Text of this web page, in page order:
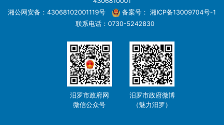
湘公网安备：43068102001119号
备案号： 湘ICP备13009704号-1
联系电话：0730-5242830
汨罗市政府网
微信公众号
汨罗市政府微博
（魅力汨罗）